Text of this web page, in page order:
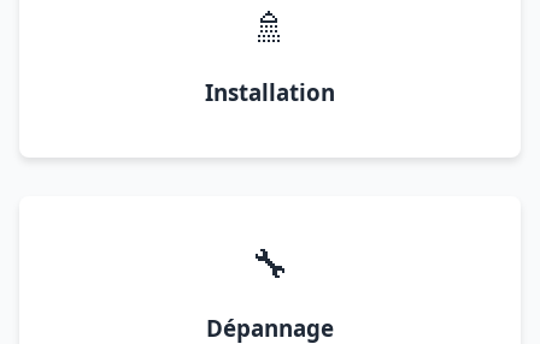
🚿
Installation
🔧
Dépannage